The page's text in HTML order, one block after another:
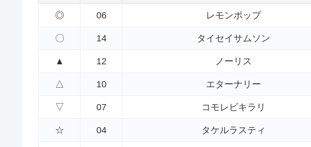
◎ 06 レモンポップ
〇 14 タイセイサムソン
▲ 12 ノーリス
△ 10 エターナリー
▽ 07 コモレビキラリ
☆ 04 タケルラスティ